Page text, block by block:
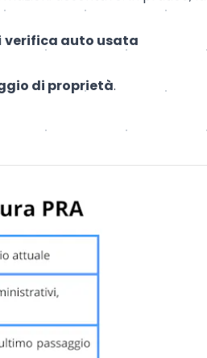
verifica auto usata
di proprietà.